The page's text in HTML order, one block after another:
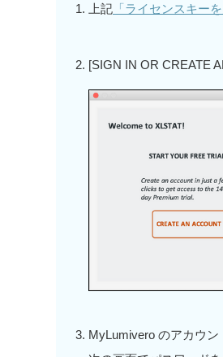
上記 「ライセンスキー
[SIGN IN OR CREATE
MyLumivero のアカウ